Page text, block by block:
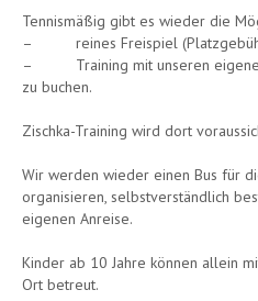
Tennismäßig gibt es wieder die
– reines Freispiel
– Training mit unseren eigenen
zu buchen.
Zischka-Training wird dort
Wir werden wieder einen Bus für
organisieren, selbstverständlich
eigenen Anreise.
Kinder ab 10 Jahre können allein
Ort betreut.